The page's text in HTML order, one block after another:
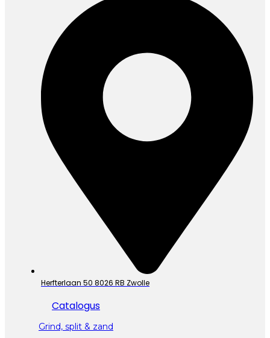
Herfterlaan 50 8026 RB Zwolle
Catalogus
Grind, split & zand